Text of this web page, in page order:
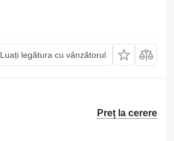
Luați legătura cu vânzătorul
Preț la cerere